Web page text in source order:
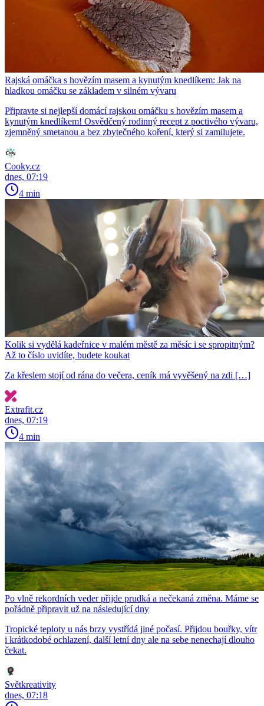
Rajská omáčka s hovězím masem a kynutým knedlíkem: Jak na
hladkou omáčku se základem v silném vývaru
Připravte si nejlepší domácí rajskou omáčku s hovězím masem a
kynutým knedlíkem! Osvědčený rodinný recept z poctivého vývaru,
zjemněný smetanou a bez zbytečného koření, který si zamilujete.
Cooky.cz
dnes, 07:19
4 min
Kolik si vydělá kadeřnice v malém městě za měsíc i se spropitným?
Až to číslo uvidíte, budete koukat
Za křeslem stojí od rána do večera, ceník má vyvěšený na zdi […]
Extrafit.cz
dnes, 07:19
4 min
Po vlně rekordních veder přijde prudká a nečekaná změna. Máme se
pořádně připravit už na následující dny
Tropické teploty u nás brzy vystřídá jiné počasí. Přijdou bouřky, vítr
i krátkodobé ochlazení, další letní dny ale na sebe nenechají dlouho
čekat.
Světkreativity
dnes, 07:18